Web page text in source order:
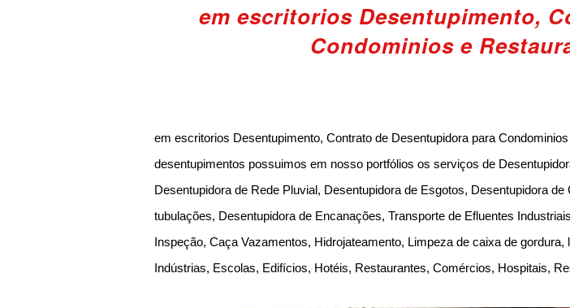
em escritorios Desentupimento,
Condominios e
em escritorios Desentupimento, Contrato de Desentupidora para
desentupimentos possuimos em nosso portfólios os serviços de
Desentupidora de Rede Pluvial, Desentupidora de Esgotos, Desentupidora
tubulações, Desentupidora de Encanações, Transporte de Efluentes
Inspeção, Caça Vazamentos, Hidrojateamento, Limpeza de caixa de
Indústrias, Escolas, Edifícios, Hotéis, Restaurantes, Comércios, Hospitais,